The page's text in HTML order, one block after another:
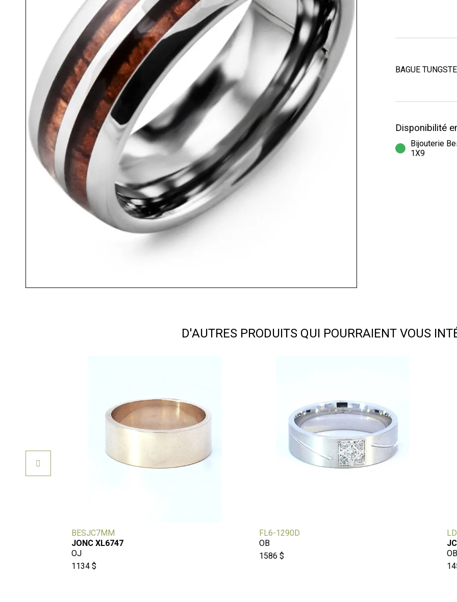
BAGUE
Disponibilité
Bijouterie
1X9
D'AUTRES PRODUITS QUI POURRAIENT VOUS
BESJC7MM
JONC XL6747
OJ
1134 $
FL6-1290D
OB
1586 $
OB